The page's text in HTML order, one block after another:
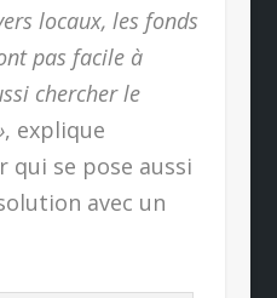
locaux, les fonds
pas facile à
chercher le
, explique
qui se pose aussi
avec un